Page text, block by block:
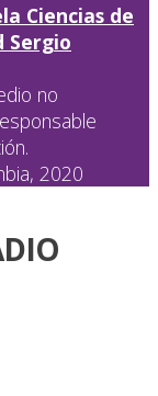
Ciencias de
Sergio
no
2020